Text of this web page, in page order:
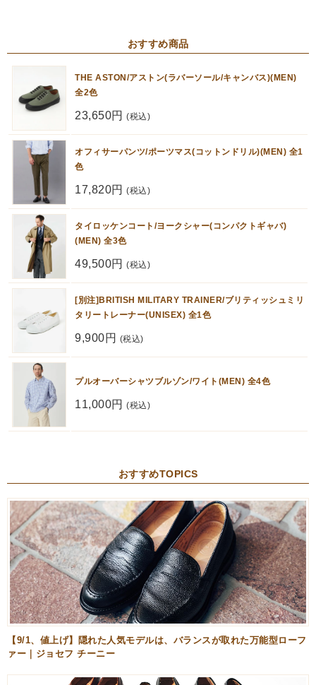
おすすめ商品
THE ASTON/アストン(ラバーソール/キャンバス)(MEN)
全2色
23,650円 (税込)
オフィサーパンツ/ポーツマス(コットンドリル)(MEN) 全1
色
17,820円 (税込)
タイロッケンコート/ヨークシャー(コンパクトギャバ)
(MEN) 全3色
49,500円 (税込)
[別注]BRITISH MILITARY TRAINER/ブリティッシュミリ
タリートレーナー(UNISEX) 全1色
9,900円 (税込)
プルオーバーシャツブルゾン/ワイト(MEN) 全4色
11,000円 (税込)
おすすめTOPICS
【9/1、値上げ】隠れた人気モデルは、バランスが取れた万能型ローフ
ァー｜ジョセフ チーニー